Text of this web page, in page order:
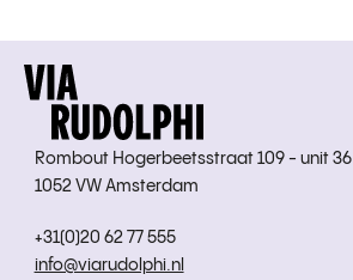
Rombout Hogerbeetsstraat 109 - unit 36
1052 VW Amsterdam
+31(0)20 62 77 555
info@viarudolphi.nl